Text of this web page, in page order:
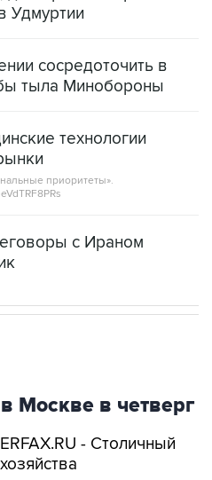
Удмуртии
сосредоточить в
тыла Минобороны
технологии
приоритеты».
с Ираном
Москве в четверг
- Столичный